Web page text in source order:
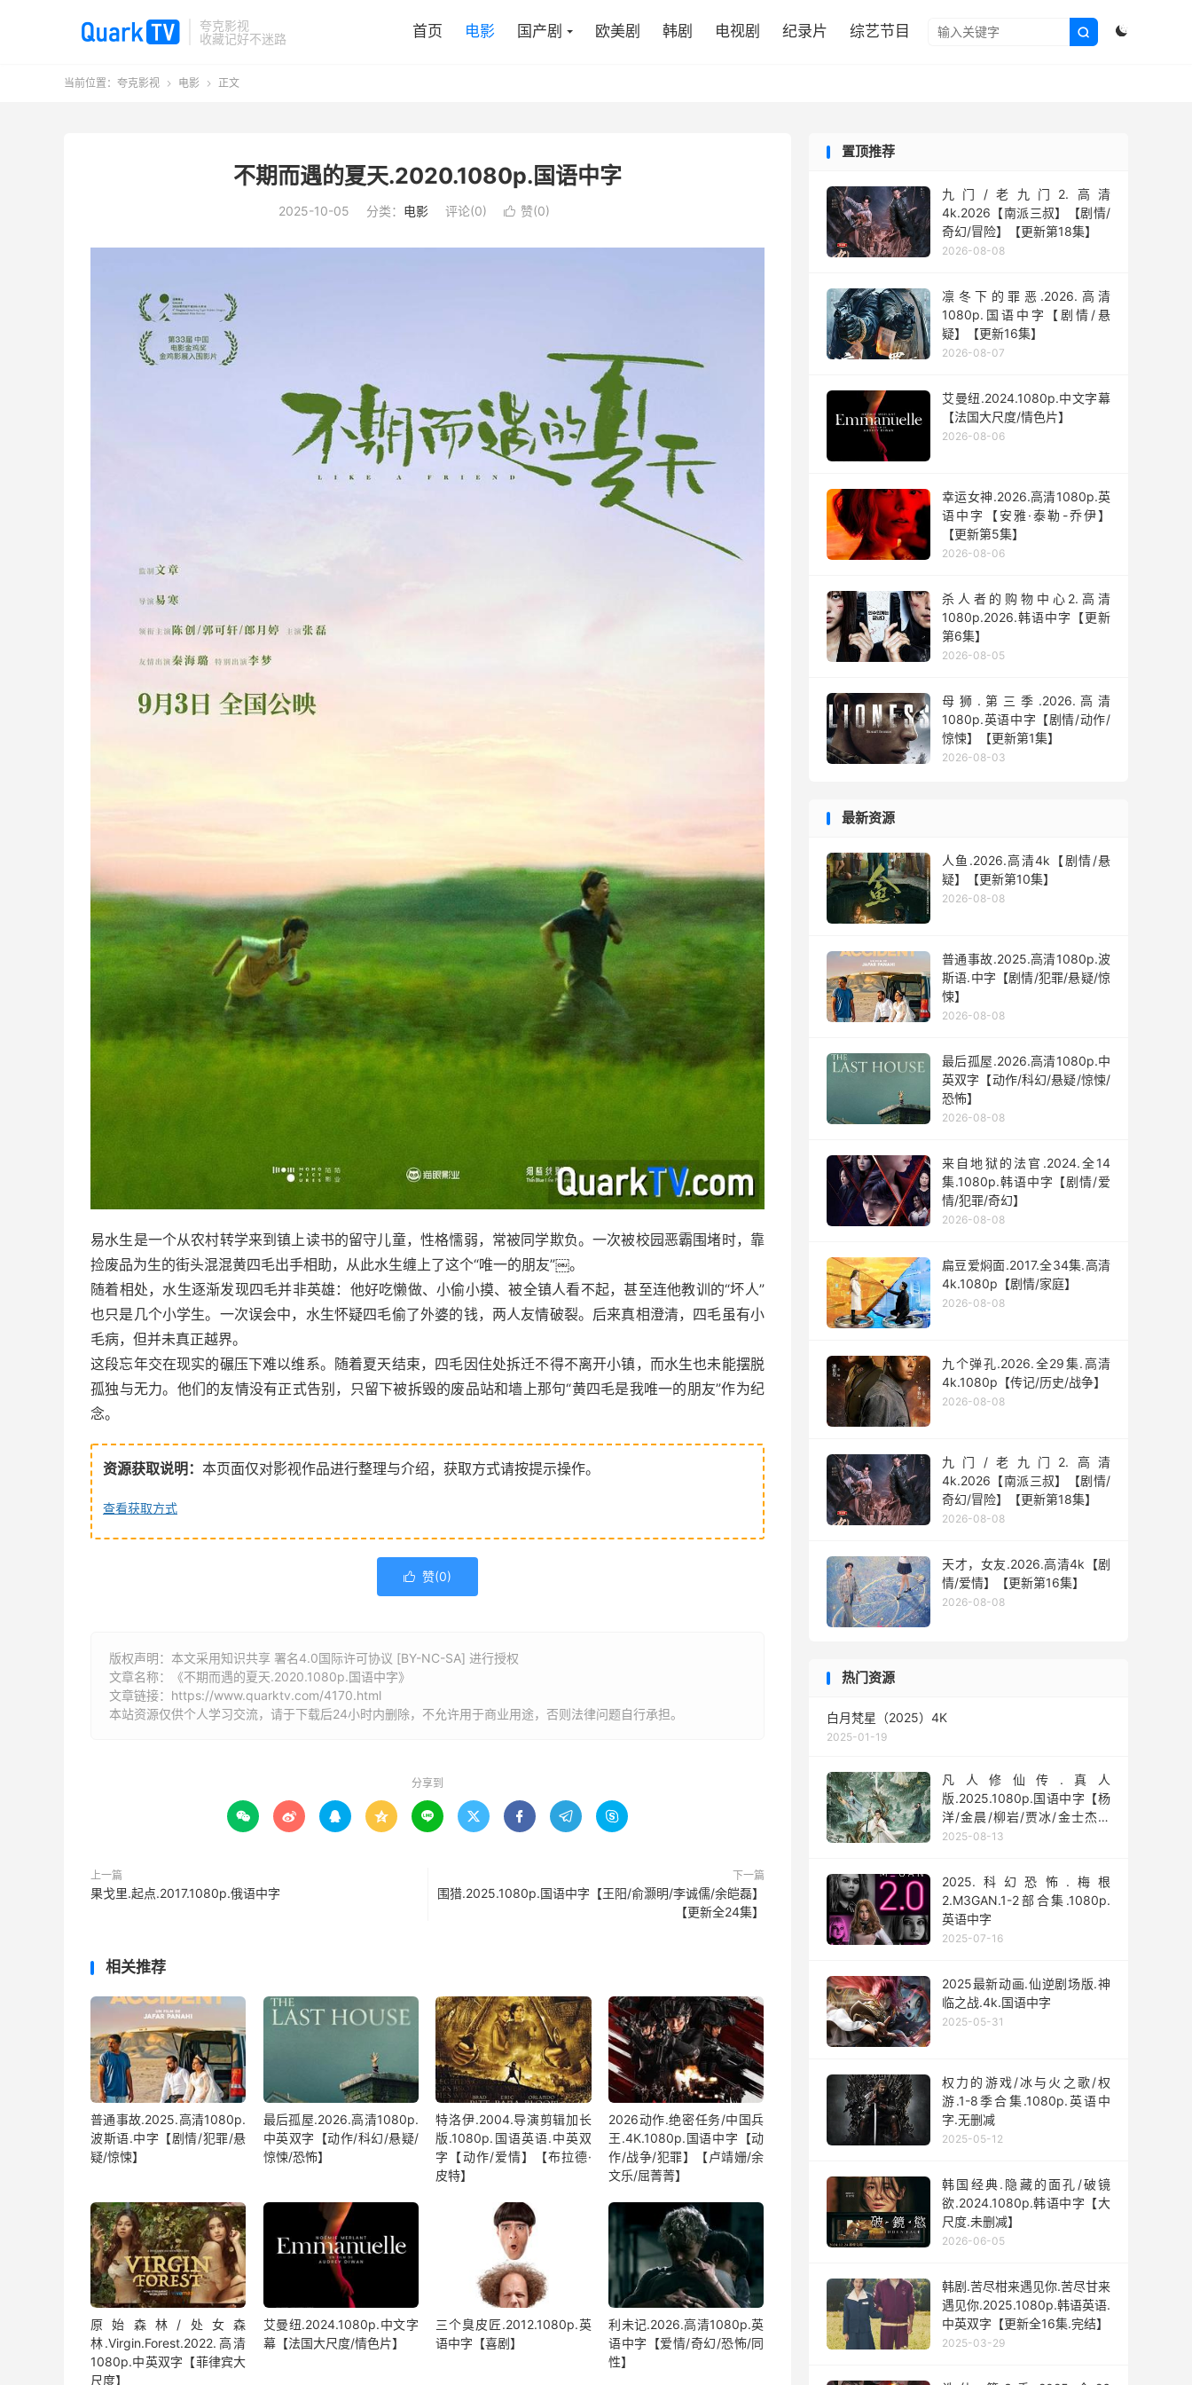
夸克影视
收藏记好不迷路


首页 电影 国产剧 欧美剧 韩剧 电视剧 纪录片 综艺节目
当前位置： 夸克影视  电影  正文
不期而遇的夏天.2020.1080p.国语中字
2025-10-05 分类： 电影 评论(0)  赞(0)
易水生是一个从农村转学来到镇上读书的留守儿童，性格懦弱，常被同学欺负。一次被校园恶霸围堵时，靠
捡废品为生的街头混混黄四毛出手相助，从此水生缠上了这个“唯一的朋友”​￼​。
随着相处，水生逐渐发现四毛并非英雄：他好吃懒做、小偷小摸、被全镇人看不起，甚至连他教训的“坏人”
也只是几个小学生。一次误会中，水生怀疑四毛偷了外婆的钱，两人友情破裂。后来真相澄清，四毛虽有小
毛病，但并未真正越界。
这段忘年交在现实的碾压下难以维系。随着夏天结束，四毛因住处拆迁不得不离开小镇，而水生也未能摆脱
孤独与无力。他们的友情没有正式告别，只留下被拆毁的废品站和墙上那句“黄四毛是我唯一的朋友”作为纪
念​。
资源获取说明： 本页面仅对影视作品进行整理与介绍，获取方式请按提示操作。
查看获取方式
 赞(0)
版权声明：本文采用知识共享 署名4.0国际许可协议 [BY-NC-SA] 进行授权
文章名称：《不期而遇的夏天.2020.1080p.国语中字》
文章链接： https://www.quarktv.com/4170.html
本站资源仅供个人学习交流，请于下载后24小时内删除，不允许用于商业用途，否则法律问题自行承担。
分享到
        
上一篇
果戈里.起点.2017.1080p.俄语中字
下一篇
围猎.2025.1080p.国语中字【王阳/俞灏明/李诚儒/余皑磊】
【更新全24集】
相关推荐
普通事故.2025.高清1080p.
波斯语.中字【剧情/犯罪/悬
疑/惊悚】
最后孤屋.2026.高清1080p.
中英双字【动作/科幻/悬疑/
惊悚/恐怖】
特洛伊.2004.导演剪辑加长
版.1080p.国语英语.中英双
字【动作/爱情】【布拉德·
皮特】
2026动作.绝密任务/中国兵
王.4K.1080p.国语中字【动
作/战争/犯罪】【卢靖姗/余
文乐/屈菁菁】
原始森林/处女森
林.Virgin.Forest.2022.高清
1080p.中英双字【菲律宾大
尺度】
艾曼纽.2024.1080p.中文字
幕【法国大尺度/情色片】
三个臭皮匠.2012.1080p.英
语中字【喜剧】
利未记.2026.高清1080p.英
语中字【爱情/奇幻/恐怖/同
性】
置顶推荐
九门/老九门2.高清
4k.2026【南派三叔】【剧情/
奇幻/冒险】【更新第18集】
2026-08-08
凛冬下的罪恶.2026.高清
1080p.国语中字【剧情/悬
疑】【更新16集】
2026-08-07
艾曼纽.2024.1080p.中文字幕
【法国大尺度/情色片】
2026-08-06
幸运女神.2026.高清1080p.英
语中字【安雅·泰勒-乔伊】
【更新第5集】
2026-08-06
杀人者的购物中心2.高清
1080p.2026.韩语中字【更新
第6集】
2026-08-05
母狮.第三季.2026.高清
1080p.英语中字【剧情/动作/
惊悚】【更新第1集】
2026-08-03
最新资源
人鱼.2026.高清4k【剧情/悬
疑】【更新第10集】
2026-08-08
普通事故.2025.高清1080p.波
斯语.中字【剧情/犯罪/悬疑/惊
悚】
2026-08-08
最后孤屋.2026.高清1080p.中
英双字【动作/科幻/悬疑/惊悚/
恐怖】
2026-08-08
来自地狱的法官.2024.全14
集.1080p.韩语中字【剧情/爱
情/犯罪/奇幻】
2026-08-08
扁豆爱焖面.2017.全34集.高清
4k.1080p【剧情/家庭】
2026-08-08
九个弹孔.2026.全29集.高清
4k.1080p【传记/历史/战争】
2026-08-08
九门/老九门2.高清
4k.2026【南派三叔】【剧情/
奇幻/冒险】【更新第18集】
2026-08-08
天才，女友.2026.高清4k【剧
情/爱情】【更新第16集】
2026-08-08
热门资源
白月梵星（2025）4K
2025-01-19
凡人修仙传.真人
版.2025.1080p.国语中字【杨
洋/金晨/柳岩/贾冰/金士杰】
【全30集】
2025-08-13
2025.科幻恐怖.梅根
2.M3GAN.1-2部合集.1080p.
英语中字
2025-07-16
2025最新动画.仙逆剧场版.神
临之战.4k.国语中字
2025-05-31
权力的游戏/冰与火之歌/权
游.1-8季合集.1080p.英语中
字.无删减
2025-05-12
韩国经典.隐藏的面孔/破镜
欲.2024.1080p.韩语中字【大
尺度.未删减】
2026-06-05
韩剧.苦尽柑来遇见你.苦尽甘来
遇见你.2025.1080p.韩语英语.
中英双字【更新全16集.完结】
2025-03-29